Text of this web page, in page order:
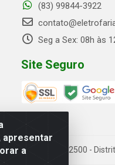
apresentar
a
(83) 99844-3922
Seg a Sex: 08h às
Site Seguro
Chateaubriand, 2500 -